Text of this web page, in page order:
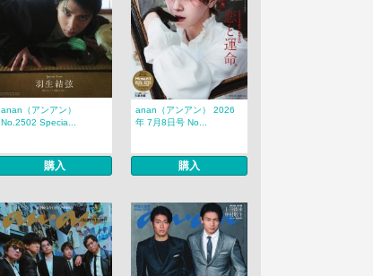
anan（アンアン）
No.2502 Specia...
購入
anan（アンアン） 2026
年 7月8日号 No...
購入